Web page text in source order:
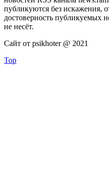
публикуются без искажения,
достоверность публикуемых
не несёт.
Сайт от psikhoter @ 2021
Top